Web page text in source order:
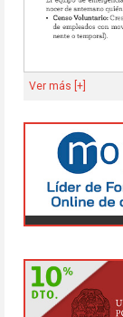
Ver más [+]